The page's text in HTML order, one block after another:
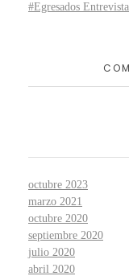
#Egresados
octubre 2023
marzo 2021
octubre 2020
septiembre 2020
julio 2020
abril 2020